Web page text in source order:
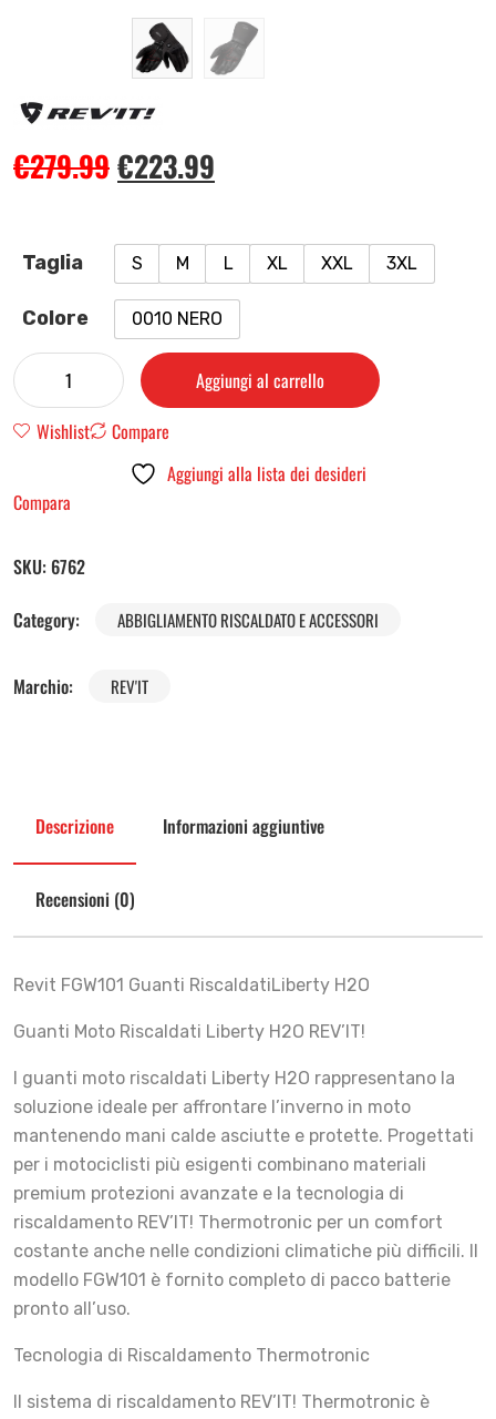
€279.99€223.99
Taglia S M L XL XXL 3XL
Colore 0010 NERO
Aggiungi al carrello
Wishlist
Compare
Aggiungi alla lista dei desideri
Compara
SKU: 6762
Category:
ABBIGLIAMENTO RISCALDATO E ACCESSORI
Marchio: REV'IT
Descrizione Informazioni aggiuntive
Recensioni (0)
Revit FGW101 Guanti RiscaldatiLiberty H2O
Guanti Moto Riscaldati Liberty H2O REV’IT!
I guanti moto riscaldati Liberty H2O rappresentano la
soluzione ideale per affrontare l’inverno in moto
mantenendo mani calde asciutte e protette. Progettati
per i motociclisti più esigenti combinano materiali
premium protezioni avanzate e la tecnologia di
riscaldamento REV’IT! Thermotronic per un comfort
costante anche nelle condizioni climatiche più difficili. Il
modello FGW101 è fornito completo di pacco batterie
pronto all’uso.
Tecnologia di Riscaldamento Thermotronic
Il sistema di riscaldamento REV’IT! Thermotronic è